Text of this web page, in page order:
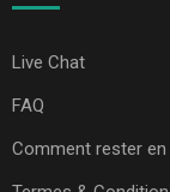
Live Chat
FAQ
Comment rester